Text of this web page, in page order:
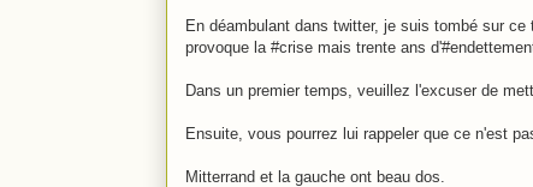
En déambulant dans twitter, je suis tombé sur
provoque la #crise mais trente ans
Dans un premier temps, veuillez l'excuser de
Ensuite, vous pourrez lui rappeler que ce n'est
Mitterrand et la gauche ont beau dos.